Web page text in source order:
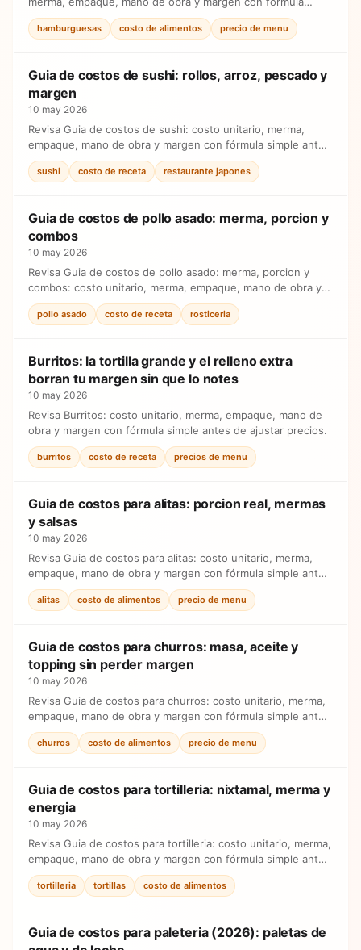
simple antes de ajustar precios.
hamburguesas costo de alimentos precio de menu
Guia de costos de sushi: rollos, arroz, pescado y
margen
10 may 2026
Revisa Guia de costos de sushi: costo unitario, merma,
empaque, mano de obra y margen con fórmula simple antes
de ajustar precios.
sushi costo de receta restaurante japones
Guia de costos de pollo asado: merma, porcion y
combos
10 may 2026
Revisa Guia de costos de pollo asado: merma, porcion y
combos: costo unitario, merma, empaque, mano de obra y
margen con fórmula simple antes de ajustar precios.
pollo asado costo de receta rosticeria
Burritos: la tortilla grande y el relleno extra
borran tu margen sin que lo notes
10 may 2026
Revisa Burritos: costo unitario, merma, empaque, mano de
obra y margen con fórmula simple antes de ajustar precios.
burritos costo de receta precios de menu
Guia de costos para alitas: porcion real, mermas
y salsas
10 may 2026
Revisa Guia de costos para alitas: costo unitario, merma,
empaque, mano de obra y margen con fórmula simple antes
de ajustar precios.
alitas costo de alimentos precio de menu
Guia de costos para churros: masa, aceite y
topping sin perder margen
10 may 2026
Revisa Guia de costos para churros: costo unitario, merma,
empaque, mano de obra y margen con fórmula simple antes
de ajustar precios.
churros costo de alimentos precio de menu
Guia de costos para tortilleria: nixtamal, merma y
energia
10 may 2026
Revisa Guia de costos para tortilleria: costo unitario, merma,
empaque, mano de obra y margen con fórmula simple antes
de ajustar precios.
tortilleria tortillas costo de alimentos
Guia de costos para paleteria (2026): paletas de